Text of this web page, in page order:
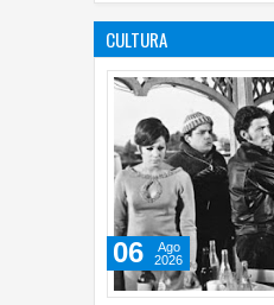
CULTURA
06
Ago
2026